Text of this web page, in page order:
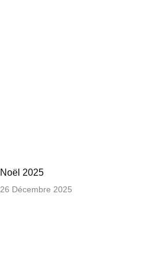
Noël 2025
26 Décembre 2025